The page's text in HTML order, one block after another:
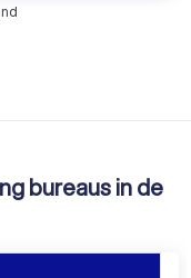
bureaus in de